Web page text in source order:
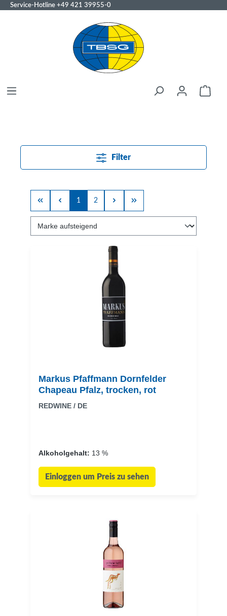
Service-Hotline +49 421 39955-0
Filter
1 2
Markus Pfaffmann Dornfelder
Chapeau Pfalz, trocken, rot
REDWINE / DE
Alkoholgehalt: 13 %
Einloggen um Preis zu sehen